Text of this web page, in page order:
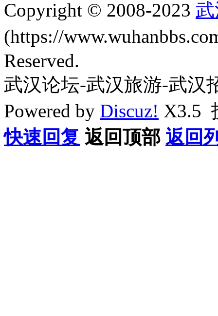
Copyright © 2008-2023
(https://
Reserved.
武汉论坛-武汉旅游-武汉
Powered by Discuz! X3.5
快速回复 返回顶部 返回